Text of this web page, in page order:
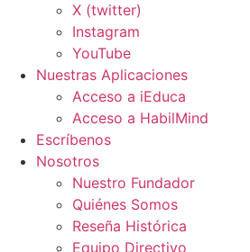
X (twitter)
Instagram
YouTube
Nuestras Aplicaciones
Acceso a iEduca
Acceso a HabilMind
Escríbenos
Nosotros
Nuestro Fundador
Quiénes Somos
Reseña Histórica
Equipo Directivo